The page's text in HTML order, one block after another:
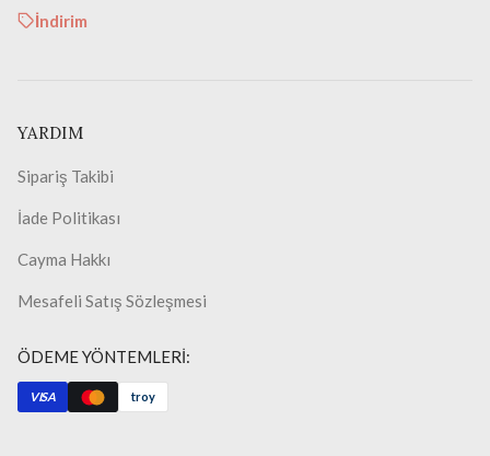
İndirim
YARDIM
Sipariş Takibi
İade Politikası
Cayma Hakkı
Mesafeli Satış Sözleşmesi
ÖDEME YÖNTEMLERİ:
VISA troy